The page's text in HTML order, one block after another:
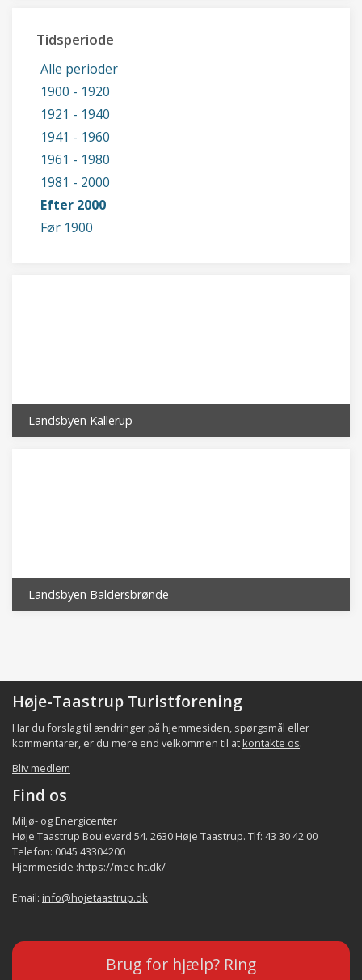
Tidsperiode
Alle perioder
1900 - 1920
1921 - 1940
1941 - 1960
1961 - 1980
1981 - 2000
Efter 2000
Før 1900
Landsbyen Kallerup
Landsbyen Baldersbrønde
Høje-Taastrup Turistforening
Har du forslag til ændringer på hjemmesiden, spørgsmål eller
kommentarer, er du mere end velkommen til at kontakte os.
Bliv medlem
Find os
Miljø- og Energicenter
Høje Taastrup Boulevard 54. 2630 Høje Taastrup. Tlf: 43 30 42 00
Telefon: 0045 43304200
Hjemmeside :https://mec-ht.dk/
Email: info@hojetaastrup.dk
Brug for hjælp? Ring